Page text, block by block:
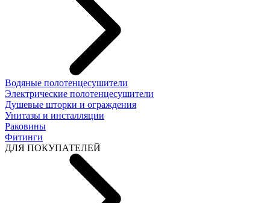
Водяные полотенцесушители
Электрические полотенцесушители
Душевые шторки и ограждения
Унитазы и инсталляции
Раковины
Фитинги
ДЛЯ ПОКУПАТЕЛЕЙ